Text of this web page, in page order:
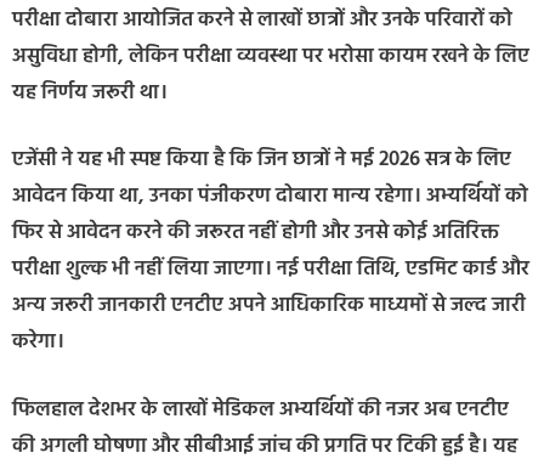
परीक्षा दोबारा आयोजित करने से लाखों छात्रों और उनके परिवारों को
असुविधा होगी, लेकिन परीक्षा व्यवस्था पर भरोसा कायम रखने के लिए
यह निर्णय जरूरी था।
एजेंसी ने यह भी स्पष्ट किया है कि जिन छात्रों ने मई 2026 सत्र के लिए
आवेदन किया था, उनका पंजीकरण दोबारा मान्य रहेगा। अभ्यर्थियों को
फिर से आवेदन करने की जरूरत नहीं होगी और उनसे कोई अतिरिक्त
परीक्षा शुल्क भी नहीं लिया जाएगा। नई परीक्षा तिथि, एडमिट कार्ड और
अन्य जरूरी जानकारी एनटीए अपने आधिकारिक माध्यमों से जल्द जारी
करेगा।
फिलहाल देशभर के लाखों मेडिकल अभ्यर्थियों की नजर अब एनटीए
की अगली घोषणा और सीबीआई जांच की प्रगति पर टिकी हुई है। यह